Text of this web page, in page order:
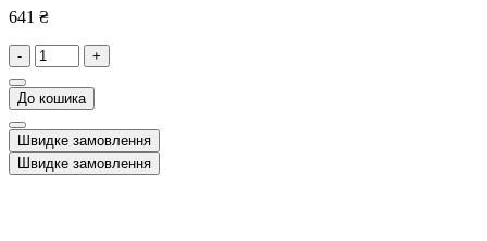
641 ₴
- +
До кошика
Швидке замовлення
Швидке замовлення